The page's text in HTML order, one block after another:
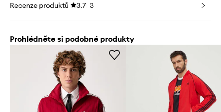
Recenze produktů 3.7 3
Prohlédněte si podobné produkty